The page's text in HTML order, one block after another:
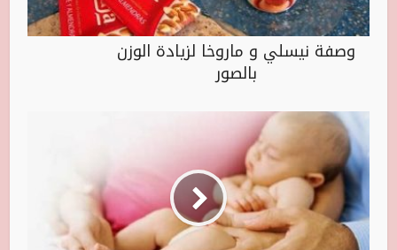
وصفة نيسلي و ماروخا لزيادة الوزن
بالصور